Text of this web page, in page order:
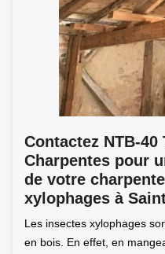
Contactez NTB-40
Charpentes pour
de votre
xylophages à
Les insectes xylophages
en bois. En effet, en